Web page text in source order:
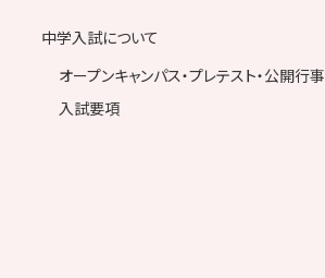
中学入試について
オープンキャンパス・プレテスト・公開行事
入試要項